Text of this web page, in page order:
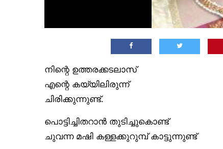
നിന്റെ ഉത്തരക്കടലാസ്
എന്റെ കയ്യിലിരുന്ന്
ചിരിക്കുന്നുണ്ട്.
പൊട്ടിച്ചിതറാൻ തുടിച്ചുകൊണ്ട്
ചുവന്ന മഷി കള്ളക്കുറുമ്പ് കാട്ടുന്നുണ്ട്